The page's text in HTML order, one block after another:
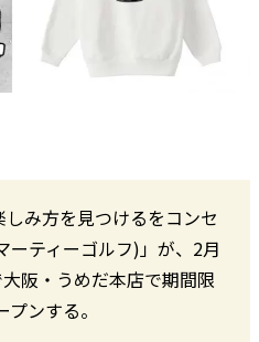
み方を見つけるをコンセ
ティーゴルフ)」が、2月
阪・うめだ本店で期間限
ンする。